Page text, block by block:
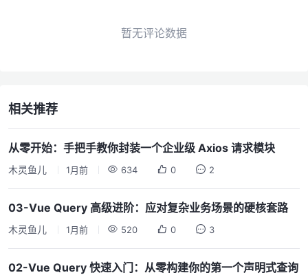
暂无评论数据
相关推荐
从零开始：手把手教你封装一个企业级 Axios 请求模块
木灵鱼儿 1月前 634 0 2
03-Vue Query 高级进阶：应对复杂业务场景的硬核套路
木灵鱼儿 1月前 520 0 3
02-Vue Query 快速入门：从零构建你的第一个声明式查询